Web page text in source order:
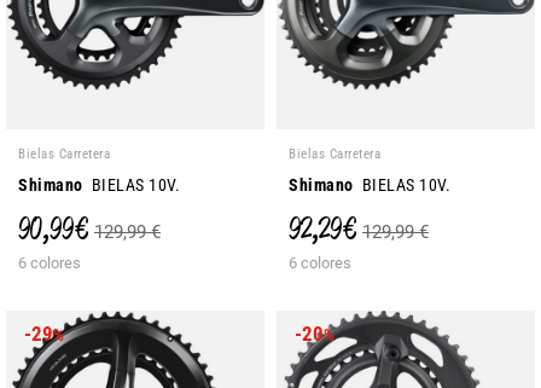
Bielas Carretera
Shimano BIELAS 10V.
90,99 € 129,99 €
6 colores
Bielas Carretera
Shimano BIELAS 10V.
92,29 € 129,99 €
6 colores
-29% -20%